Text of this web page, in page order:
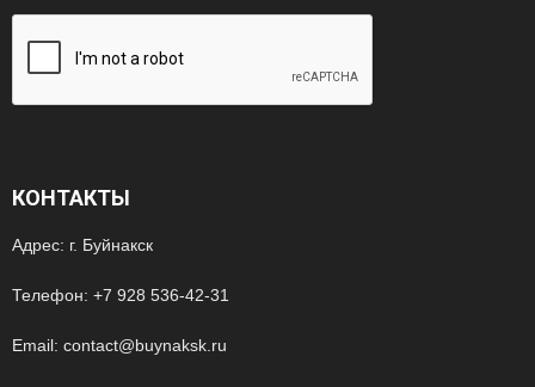
КОНТАКТЫ
Адрес: г. Буйнакск
Телефон: +7 928 536-42-31
Email: contact@buynaksk.ru